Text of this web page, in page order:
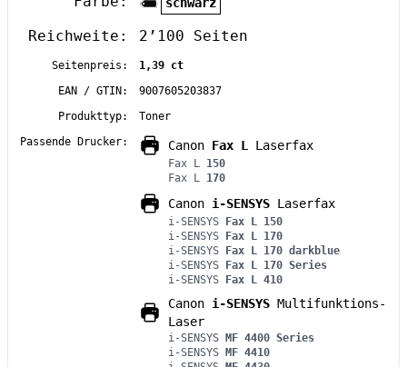
Reichweite: 2’100 Seiten
Seitenpreis:
1,39 ct
EAN / GTIN:
9007605203837
Produkttyp:
Toner
Passende Drucker:
Canon Fax L Laserfax
Fax L 150
Fax L 170
Canon i-SENSYS Laserfax
i-SENSYS Fax L 150
i-SENSYS Fax L 170
i-SENSYS Fax L 170 darkblue
i-SENSYS Fax L 170 Series
i-SENSYS Fax L 410
Canon i-SENSYS Multifunktions-
Laser
i-SENSYS MF 4400 Series
i-SENSYS MF 4410